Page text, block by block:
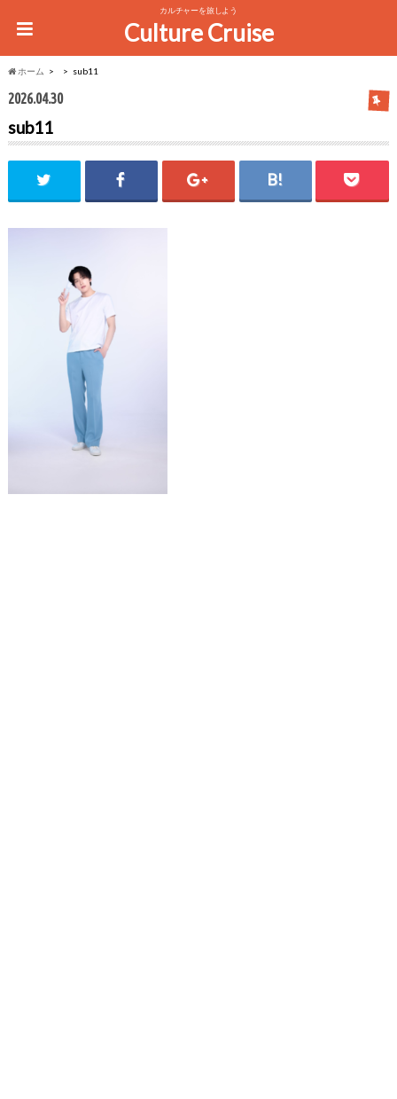
カルチャーを旅しよう
Culture Cruise
ホーム sub11
2026.04.30
sub11